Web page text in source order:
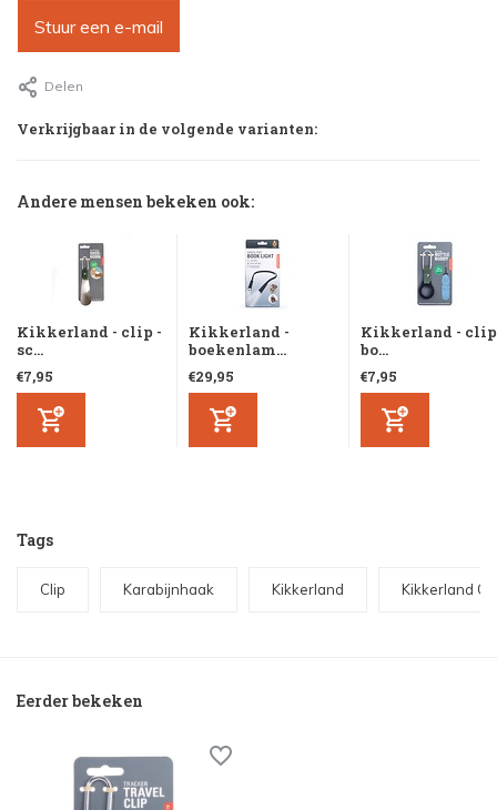
Stuur een e-mail
Delen
Verkrijgbaar in de volgende varianten:
Andere mensen bekeken ook:
Kikkerland - clip -
sc...
€7,95
Kikkerland -
boekenlam...
€29,95
Kikkerland -
bo...
€7,95
Tags
Clip Karabijnhaak Kikkerland Kikkerland
Eerder bekeken